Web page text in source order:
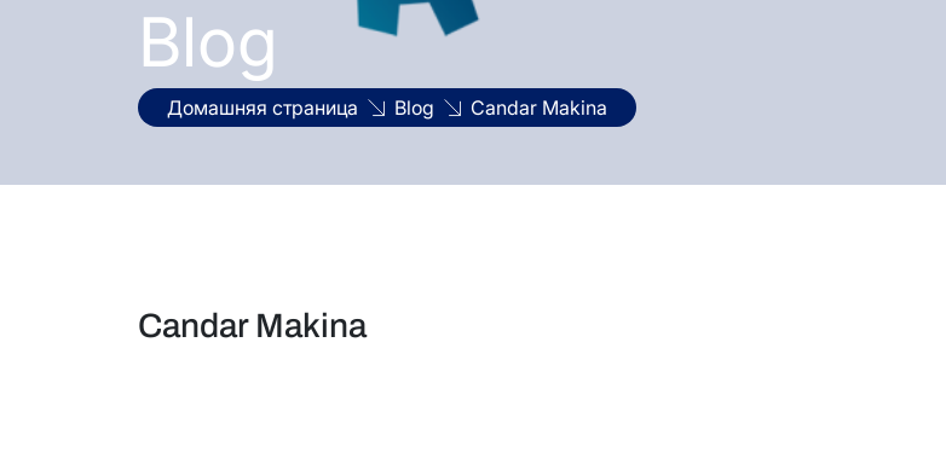
Blog
Домашняя страница Blog Candar Makina
Candar Makina